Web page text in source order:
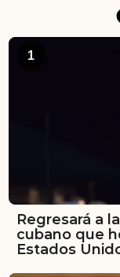
1
Regresará a
cubano que
Estados